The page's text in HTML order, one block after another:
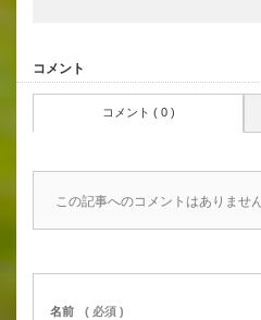
コメント
コメント ( 0 )
この記事へのコメントはありません
名前 ( 必須 )